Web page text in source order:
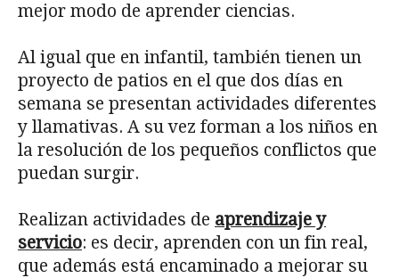
mejor modo de aprender ciencias.
Al igual que en infantil, también tienen un
proyecto de patios en el que dos días en
semana se presentan actividades diferentes
y llamativas. A su vez forman a los niños en
la resolución de los pequeños conflictos que
puedan surgir.
Realizan actividades de aprendizaje y
servicio: es decir, aprenden con un fin real,
que además está encaminado a mejorar su